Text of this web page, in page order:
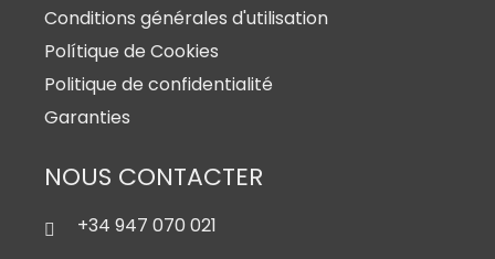
Conditions générales d'utilisation
Polítique de Cookies
Politique de confidentialité
Garanties
NOUS CONTACTER
+34 947 070 021